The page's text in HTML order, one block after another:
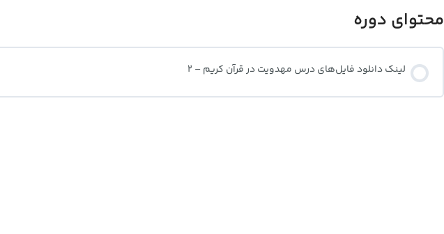
محتوای دوره
لینک دانلود فایل‌های درس مهدویت در قرآن کریم – 2